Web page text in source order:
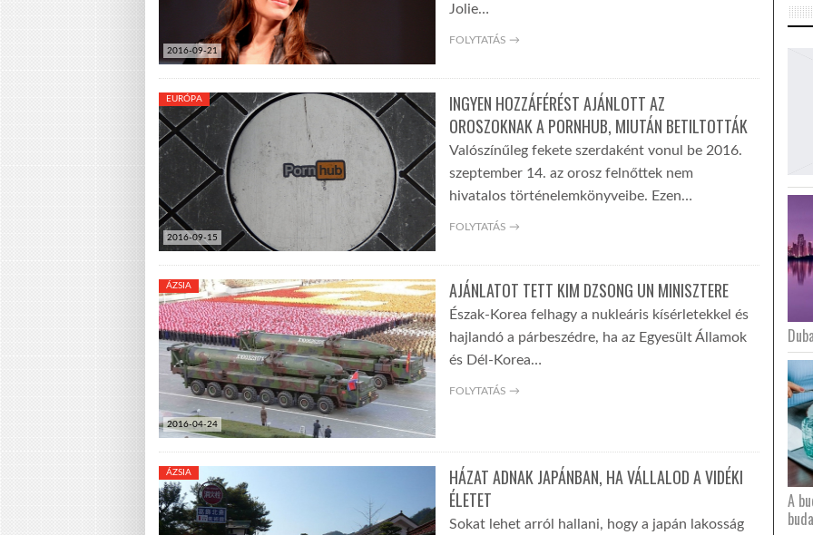
2016-09-21
Jolie…
FOLYTATÁS →
2016-09-15
EURÓPA
INGYEN HOZZÁFÉRÉST AJÁNLOTT AZ
OROSZOKNAK A PORNHUB, MIUTÁN BETILTOTTÁK
Valószínűleg fekete szerdaként vonul be 2016.
szeptember 14. az orosz felnőttek nem
hivatalos történelemkönyveibe. Ezen…
FOLYTATÁS →
2016-04-24
ÁZSIA AJÁNLATOT TETT KIM DZSONG UN MINISZTERE
Észak-Korea felhagy a nukleáris kísérletekkel és
hajlandó a párbeszédre, ha az Egyesült Államok
és Dél-Korea…
FOLYTATÁS →
ÁZSIA
HÁZAT ADNAK JAPÁNBAN, HA VÁLLALOD A VIDÉKI
ÉLETET
Sokat lehet arról hallani, hogy a japán lakosság
A